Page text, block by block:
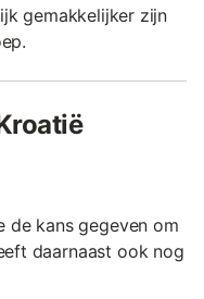
gemakkelijker zijn
de kans gegeven om
daarnaast ook nog